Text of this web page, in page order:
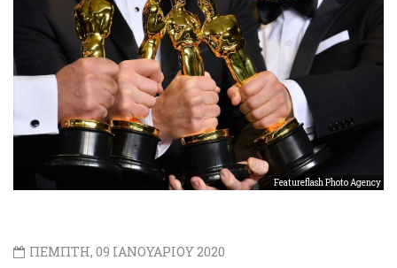
Featureflash Photo Agency
ΠΕΜΠΤΗ, 09 ΙΑΝΟΥΑΡΙΟΥ 2020